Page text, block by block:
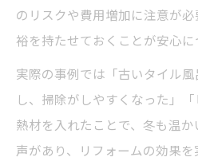
のリスクや費用増加に注意が
裕を持たせておくことが安心に
実際の事例では「古いタイル
し、掃除がしやすくなった」
熱材を入れたことで、冬も温
声があり、リフォームの効果